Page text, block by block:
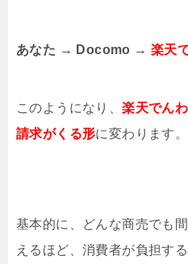
あなた → Docomo → 楽天
このようになり、楽天でん
請求がくる形に変わります。
基本的に、どんな商売でも
えるほど、消費者が負担す